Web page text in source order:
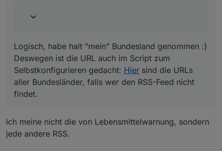
Logisch, habe halt "mein" Bundesland genommen :)
Deswegen ist die URL auch im Script zum
Selbstkonfigurieren gedacht: Hier sind die URLs
aller Bundesländer, falls wer den RSS-Feed nicht
findet.
Ich meine nicht die von Lebensmittelwarnung, sondern
jede andere RSS.